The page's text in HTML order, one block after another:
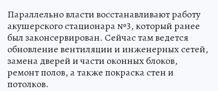
Параллельно власти восстанавливают работу
акушерского стационара №3, который ранее
был законсервирован. Сейчас там ведется
обновление вентиляции и инженерных сетей,
замена дверей и части оконных блоков,
ремонт полов, а также покраска стен и
потолков.